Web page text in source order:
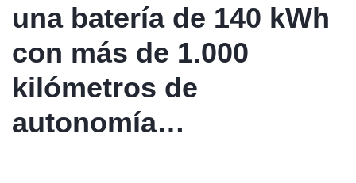
una batería de 140 kWh
con más de 1.000
kilómetros de
autonomía…